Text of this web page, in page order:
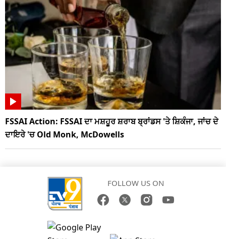
FSSAI Action: FSSAI ਦਾ ਮਸ਼ਹੂਰ ਸ਼ਰਾਬ ਬ੍ਰਾਂਡਸ 'ਤੇ ਸ਼ਿਕੰਜਾ, ਜਾਂਚ ਦੇ
ਦਾਇਰੇ 'ਚ Old Monk, McDowells
FOLLOW US ON